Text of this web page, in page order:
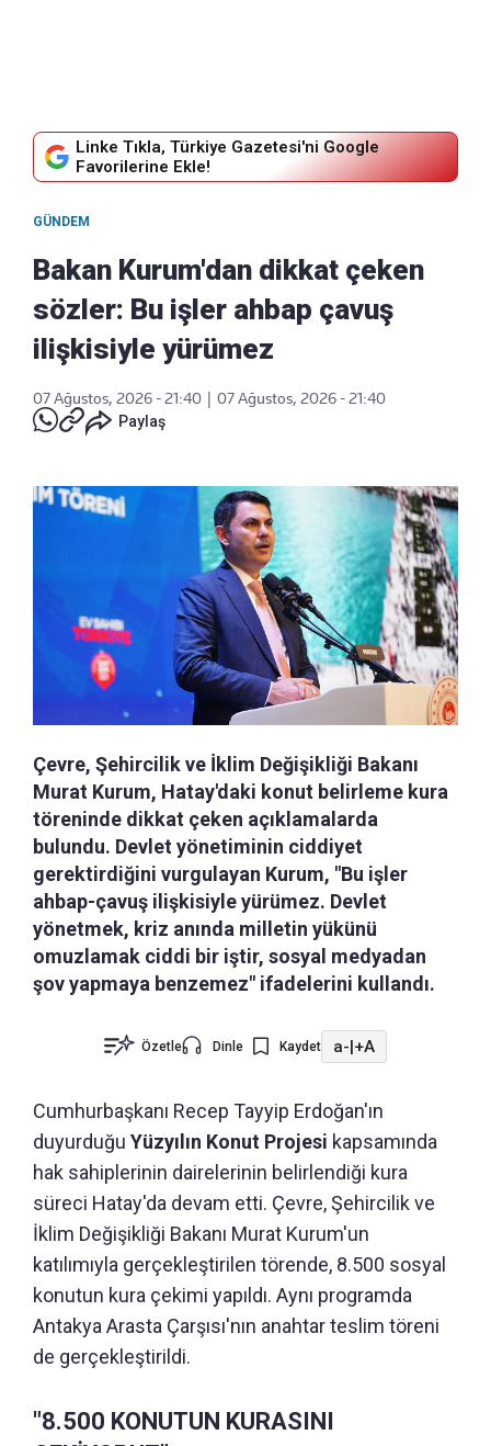
Linke Tıkla, Türkiye Gazetesi'ni Google
Favorilerine Ekle!
GÜNDEM
Bakan Kurum'dan dikkat çeken
sözler: Bu işler ahbap çavuş
ilişkisiyle yürümez
07 Ağustos, 2026 - 21:40
07 Ağustos, 2026 - 21:40
Paylaş
Çevre, Şehircilik ve İklim Değişikliği Bakanı
Murat Kurum, Hatay'daki konut belirleme kura
töreninde dikkat çeken açıklamalarda
bulundu. Devlet yönetiminin ciddiyet
gerektirdiğini vurgulayan Kurum, "Bu işler
ahbap-çavuş ilişkisiyle yürümez. Devlet
yönetmek, kriz anında milletin yükünü
omuzlamak ciddi bir iştir, sosyal medyadan
şov yapmaya benzemez" ifadelerini kullandı.
Özetle Dinle Kaydet a-|+A
Cumhurbaşkanı Recep Tayyip Erdoğan'ın
duyurduğu Yüzyılın Konut Projesi kapsamında
hak sahiplerinin dairelerinin belirlendiği kura
süreci Hatay'da devam etti. Çevre, Şehircilik ve
İklim Değişikliği Bakanı Murat Kurum'un
katılımıyla gerçekleştirilen törende, 8.500 sosyal
konutun kura çekimi yapıldı. Aynı programda
Antakya Arasta Çarşısı'nın anahtar teslim töreni
de gerçekleştirildi.
"8.500 KONUTUN KURASINI